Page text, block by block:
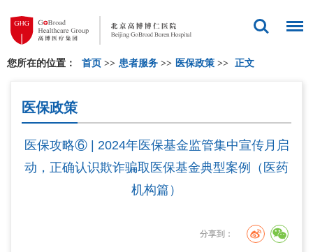
您所在的位置： 首页 >> 患者服务 >> 医保政策 >> 正文
医保政策
医保攻略⑥ | 2024年医保基金监管集中宣传月启
动，正确认识欺诈骗取医保基金典型案例（医药
机构篇）
分享到：